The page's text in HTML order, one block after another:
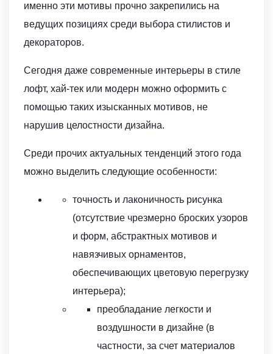
именно эти мотивы прочно закрепились на
ведущих позициях среди выбора стилистов и
декораторов.
Сегодня даже современные интерьеры в стиле
лофт, хай-тек или модерн можно оформить с
помощью таких изысканных мотивов, не
нарушив целостности дизайна.
Среди прочих актуальных тенденций этого года
можно выделить следующие особенности:
точность и лаконичность рисунка
(отсутствие чрезмерно броских узоров
и форм, абстрактных мотивов и
навязчивых орнаментов,
обеспечивающих цветовую перегрузку
интерьера);
преобладание легкости и
воздушности в дизайне (в
частности, за счет материалов